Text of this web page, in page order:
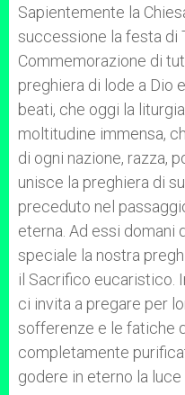
Sapientemente la
successione la festa di
Commemorazione di
preghiera di lode a Dio
beati, che oggi la
moltitudine immensa,
di ogni nazione, razza,
unisce la preghiera di
preceduto nel
eterna. Ad essi domani
speciale la nostra
il Sacrifico eucaristico.
ci invita a pregare per
sofferenze e le fatiche
completamente
godere in eterno la luce